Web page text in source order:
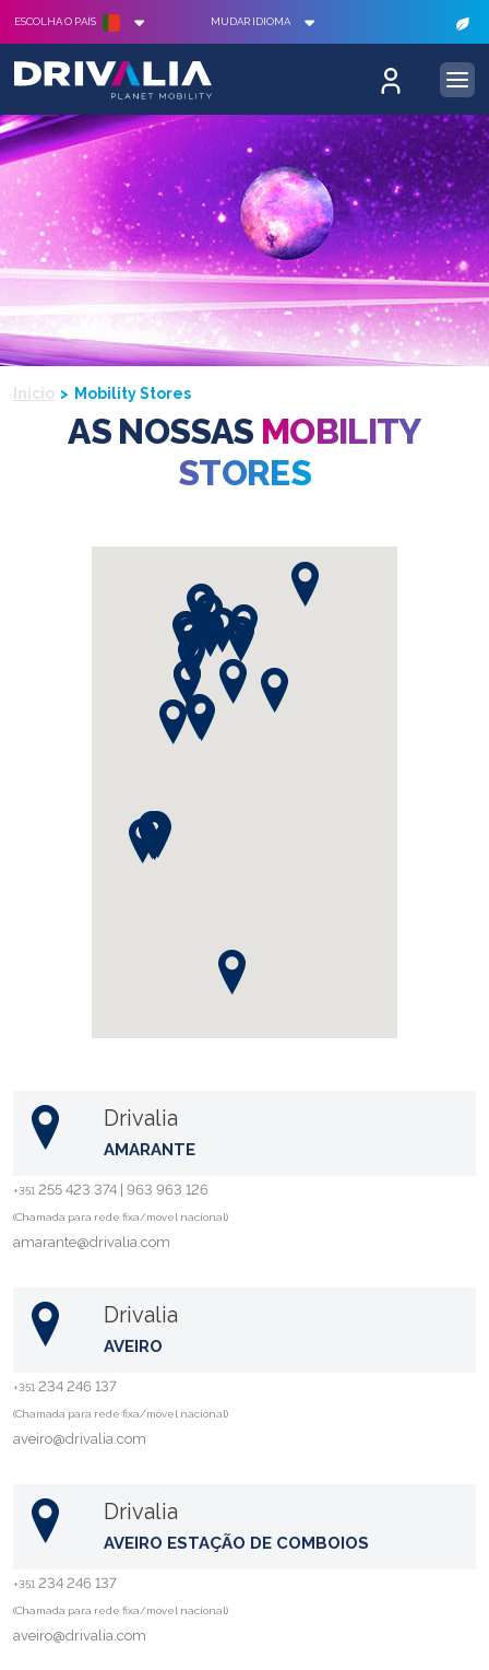
ESCOLHA O PAÍS MUDAR IDIOMA
Início Mobility Stores
AS NOSSAS MOBILITY
STORES
Drivalia
AMARANTE
+351 255 423 374 | 963 963 126
(Chamada para rede fixa/móvel nacional)
amarante@drivalia.com
Drivalia
AVEIRO
+351 234 246 137
(Chamada para rede fixa/móvel nacional)
aveiro@drivalia.com
Drivalia
AVEIRO ESTAÇÃO DE COMBOIOS
+351 234 246 137
(Chamada para rede fixa/móvel nacional)
aveiro@drivalia.com